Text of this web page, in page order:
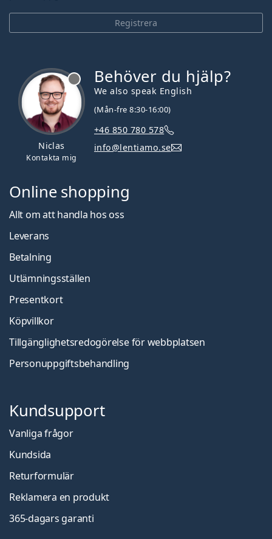
Registrera
Niclas
Kontakta mig
Behöver du hjälp?
We also speak English
(Mån-fre 8:30-16:00)
+46 850 780 578
info@lentiamo.se
Online shopping
Allt om att handla hos oss
Leverans
Betalning
Utlämningsställen
Presentkort
Köpvillkor
Tillgänglighetsredogörelse för webbplatsen
Personuppgiftsbehandling
Kundsupport
Vanliga frågor
Kundsida
Returformulär
Reklamera en produkt
365-dagars garanti